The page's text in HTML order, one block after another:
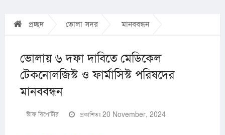
প্রচ্ছদ ভোলা সদর মানববন্ধন
ভোলায় ৬ দফা দাবিতে মেডিকেল
টেকনোলজিস্ট ও ফার্মাসিস্ট পরিষদের
মানববন্ধন
স্টাফ রিপোর্টার প্রকাশিতঃ 20 November, 2024